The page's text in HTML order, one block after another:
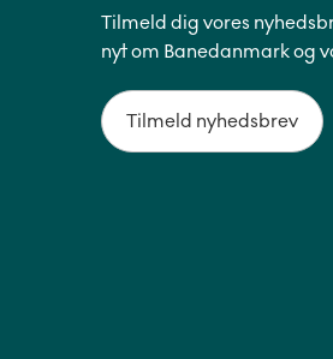
Tilmeld dig vores
nyt om Banedanmark og
Tilmeld nyhedsbrev